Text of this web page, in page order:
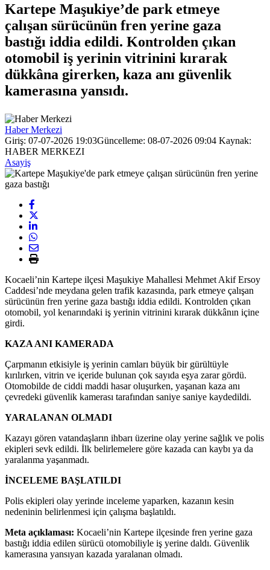
Kartepe Maşukiye’de park etmeye
çalışan sürücünün fren yerine gaza
bastığı iddia edildi. Kontrolden çıkan
otomobil iş yerinin vitrinini kırarak
dükkâna girerken, kaza anı güvenlik
kamerasına yansıdı.
Haber Merkezi
Giriş: 07-07-2026 19:03Güncelleme: 08-07-2026 09:04 Kaynak:
HABER MERKEZI
Asayiş
Kocaeli’nin Kartepe ilçesi Maşukiye Mahallesi Mehmet Akif Ersoy
Caddesi’nde meydana gelen trafik kazasında, park etmeye çalışan
sürücünün fren yerine gaza bastığı iddia edildi. Kontrolden çıkan
otomobil, yol kenarındaki iş yerinin vitrinini kırarak dükkânın içine
girdi.
KAZA ANI KAMERADA
Çarpmanın etkisiyle iş yerinin camları büyük bir gürültüyle
kırılırken, vitrin ve içeride bulunan çok sayıda eşya zarar gördü.
Otomobilde de ciddi maddi hasar oluşurken, yaşanan kaza anı
çevredeki güvenlik kamerası tarafından saniye saniye kaydedildi.
YARALANAN OLMADI
Kazayı gören vatandaşların ihbarı üzerine olay yerine sağlık ve polis
ekipleri sevk edildi. İlk belirlemelere göre kazada can kaybı ya da
yaralanma yaşanmadı.
İNCELEME BAŞLATILDI
Polis ekipleri olay yerinde inceleme yaparken, kazanın kesin
nedeninin belirlenmesi için çalışma başlatıldı.
Meta açıklaması: Kocaeli’nin Kartepe ilçesinde fren yerine gaza
bastığı iddia edilen sürücü otomobiliyle iş yerine daldı. Güvenlik
kamerasına yansıyan kazada yaralanan olmadı.